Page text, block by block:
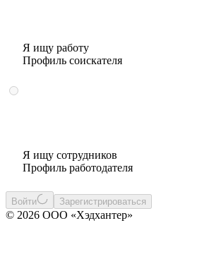
Я ищу работу
Профиль соискателя
Я ищу сотрудников
Профиль работодателя
Войти Зарегистрироваться
© 2026 ООО «Хэдхантер»